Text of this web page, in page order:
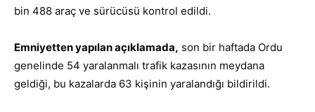
bin 488 araç ve sürücüsü kontrol edildi.
Emniyetten yapılan açıklamada, son bir haftada Ordu
genelinde 54 yaralanmalı trafik kazasının meydana
geldiği, bu kazalarda 63 kişinin yaralandığı bildirildi.